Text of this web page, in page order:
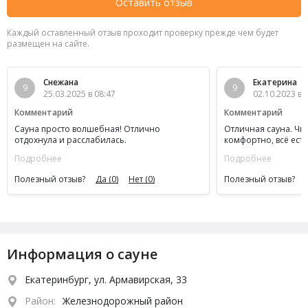
Каждый оставленный отзыв проходит проверку прежде чем будет
размещен на сайте.
9
Снежана
25.03.2025 в 08:47
Комментарий
Сауна просто волшебная! Отлично
отдохнула и расслабилась.
Подробнее
Полезный отзыв?
Да (0) Нет (0)
9
Екатерина
02.10.2023 в
Комментарий
Отличная сауна.
комфортно, всё
Очень всё
довольны!
друзьям и
Подробнее
Полезный отзыв?
Информация о сауне
Екатеринбург, ул. Армавирская, 33
Район: Железнодорожный район